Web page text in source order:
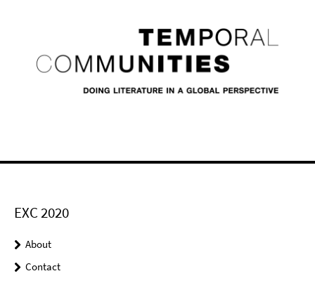
EXC 2020
About
Contact